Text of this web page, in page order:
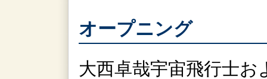
オープニング
大西卓哉宇宙飛行士